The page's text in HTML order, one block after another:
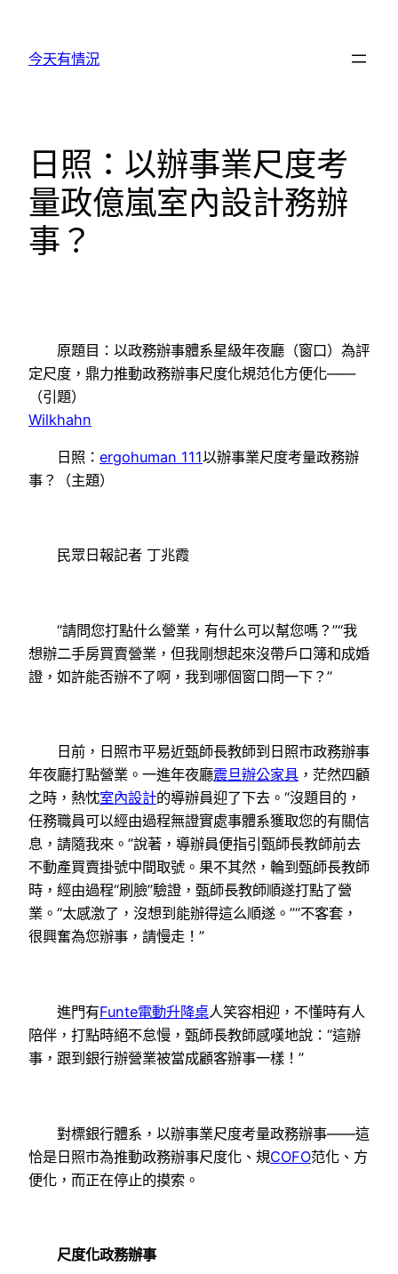
今天有情況
日照：以辦事業尺度考
量政億嵐室內設計務辦
事？
原題目：以政務辦事體系星級年夜廳（窗口）為評
定尺度，鼎力推動政務辦事尺度化規范化方便化——
（引題）
Wilkhahn
日照： ergohuman 111以辦事業尺度考量政務辦
事？（主題）
民眾日報記者 丁兆霞
“請問您打點什么營業，有什么可以幫您嗎？”“我
想辦二手房買賣營業，但我剛想起來沒帶戶口簿和成婚
證，如許能否辦不了啊，我到哪個窗口問一下？”
日前，日照市平易近甄師長教師到日照市政務辦事
年夜廳打點營業。一進年夜廳震旦辦公家具 ，茫然四顧
之時，熱忱室內設計的導辦員迎了下去。“沒題目的，
任務職員可以經由過程無證實處事體系獲取您的有關信
息，請隨我來。”說著，導辦員便指引甄師長教師前去
不動產買賣掛號中間取號。果不其然，輪到甄師長教師
時，經由過程“刷臉”驗證，甄師長教師順遂打點了營
業。“太感激了，沒想到能辦得這么順遂。”“不客套，
很興奮為您辦事，請慢走！”
進門有Funte電動升降桌人笑容相迎，不懂時有人
陪伴，打點時絕不怠慢，甄師長教師感嘆地說：“這辦
事，跟到銀行辦營業被當成顧客辦事一樣！”
對標銀行體系，以辦事業尺度考量政務辦事——這
恰是日照市為推動政務辦事尺度化、規COFO范化、方
便化，而正在停止的摸索。
尺度化政務辦事